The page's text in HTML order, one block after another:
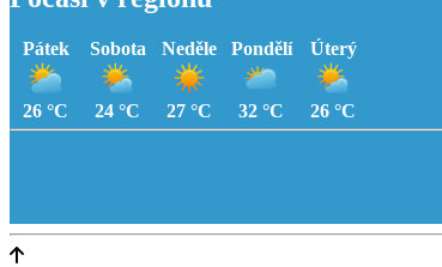
Pátek
26 °C
Sobota
24 °C
Neděle
27 °C
Pondělí
32 °C
Úterý
26 °C